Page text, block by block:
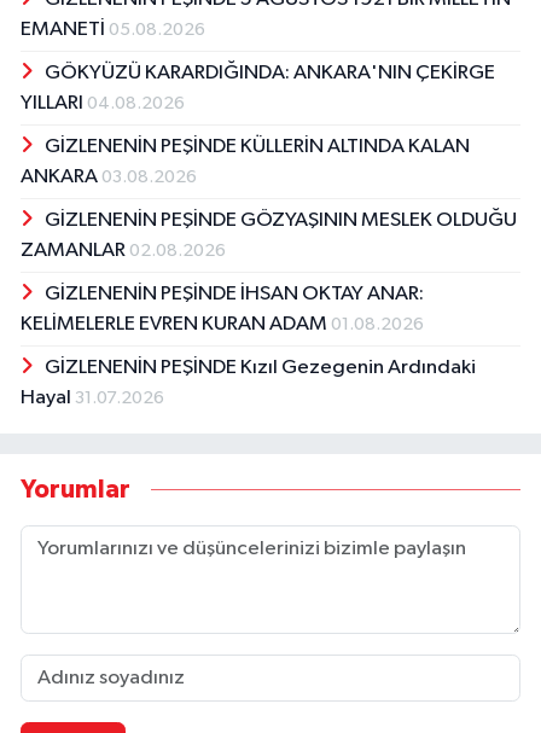
EMANETİ 05.08.2026
GÖKYÜZÜ KARARDIĞINDA: ANKARA'NIN ÇEKİRGE
YILLARI 04.08.2026
GİZLENENİN PEŞİNDE KÜLLERİN ALTINDA KALAN
ANKARA 03.08.2026
GİZLENENİN PEŞİNDE GÖZYAŞININ MESLEK OLDUĞU
ZAMANLAR 02.08.2026
GİZLENENİN PEŞİNDE İHSAN OKTAY ANAR:
KELİMELERLE EVREN KURAN ADAM 01.08.2026
GİZLENENİN PEŞİNDE Kızıl Gezegenin Ardındaki
Hayal 31.07.2026
Yorumlar